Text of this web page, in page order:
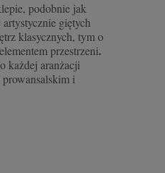
podobnie jak
giętych
klasycznych, tym o
przestrzeni.
każdej aranżacji
i